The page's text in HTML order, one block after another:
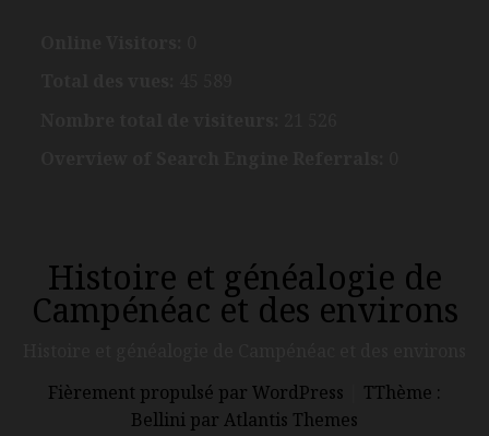
Histoire et généalogie de
Campénéac et des environs
Fièrement propulsé par WordPress
TThème :
Bellini par Atlantis Themes